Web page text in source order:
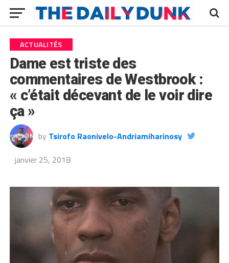
ACTUALITÉS
Dame est triste des
commentaires de Westbrook :
« c’était décevant de le voir dire
ça »
by Tsirofo Raonivelo-Andriamiharinosy
janvier 25, 2018